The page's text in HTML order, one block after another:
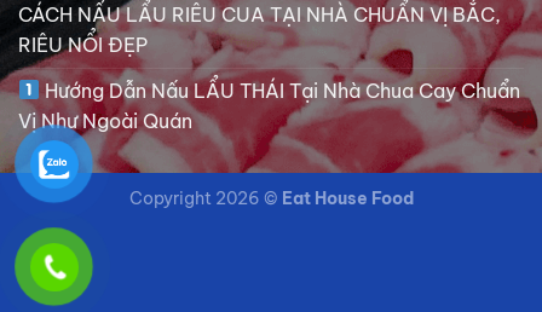
CÁCH NẤU LẨU RIÊU CUA TẠI NHÀ CHUẨN VỊ BẮC,
RIÊU NỔI ĐẸP
Hướng Dẫn Nấu LẨU THÁI Tại Nhà Chua Cay Chuẩn
Vị Như Ngoài Quán
Copyright 2026 © Eat House Food